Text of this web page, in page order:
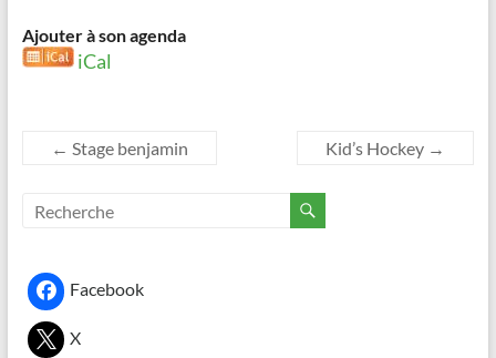
Ajouter à son agenda
iCal
← Stage benjamin Kid’s Hockey →
Facebook
X